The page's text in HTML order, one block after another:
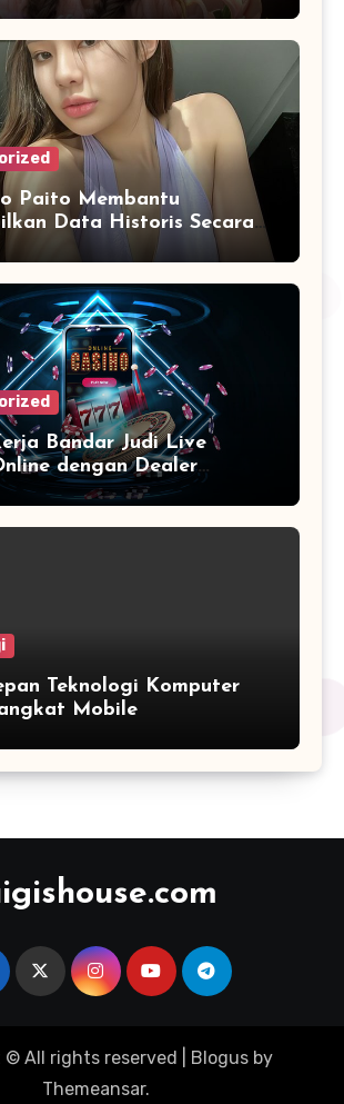
Paito Membantu
Data Historis Secara
Bandar Judi Live
dengan Dealer
Teknologi Komputer
Mobile
© All rights reserved Blogus by
Themeansar.